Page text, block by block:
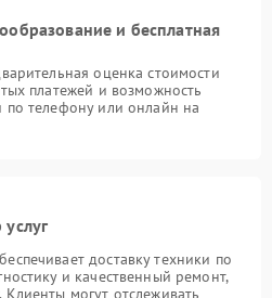
и бесплатная
оценка стоимости
платежей и возможность
по телефону или онлайн на
доставку техники по
и качественный ремонт,
могут отслеживать